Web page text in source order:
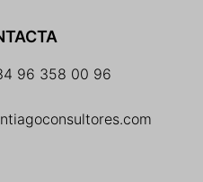
96 358 00 96